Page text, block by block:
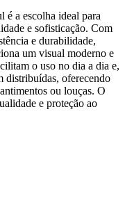
é a escolha ideal para
e sofisticação. Com
e durabilidade,
um visual moderno e
o uso no dia a dia e,
distribuídas, oferecendo
ou louças. O
e proteção ao